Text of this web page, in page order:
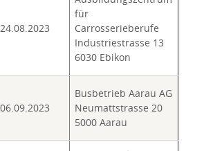
für
Carrosserieberufe
Industriestrasse 13
6030 Ebikon
Busbetrieb Aarau AG
Neumattstrasse 20
5000 Aarau